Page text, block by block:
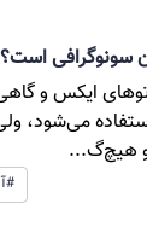
سونوگرافی است؟
ایکس و
می‌شود،
هیچ‌گ...